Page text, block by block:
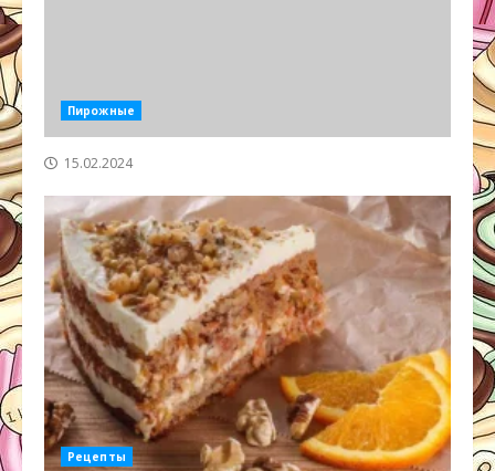
Пирожные
15.02.2024
Рецепты